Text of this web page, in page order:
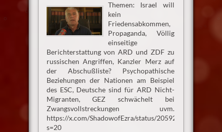
Themen: Israel will
kein
Friedensabkommen,
Propaganda, Völlig
einseitige
Berichterstattung von ARD und ZDF zu
russischen Angriffen, Kanzler Merz auf
der Abschußliste? Psychopathische
Beziehungen der Nationen am Beispiel
des ESC, Deutsche sind für ARD Nicht-
Migranten, GEZ schwächelt bei
Zwangsvollstreckungen uvm.
https://x.com/ShadowofEzra/status/
s=20